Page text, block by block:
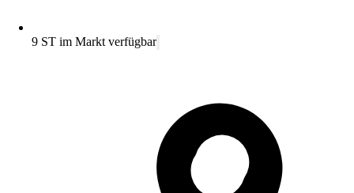
9 ST im Markt verfügbar